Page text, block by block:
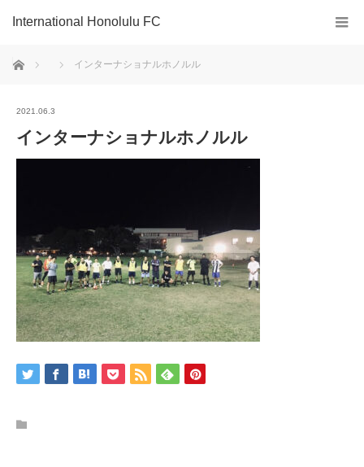
International Honolulu FC
ホーム インターナショナルホノルル
2021.06.3
インターナショナルホノルル